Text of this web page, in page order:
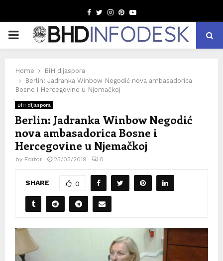
Facebook
TwitterInstagram
Pinterest
Youtube
PRIMARY
Home
BiH dijaspora
Berlin: Jadranka Winbow Negodić nova ambasadorica
Bosne i Hercegovine u Njemačkoj
BiH dijaspora
Berlin: Jadranka Winbow Negodić
nova ambasadorica Bosne i
Hercegovine u Njemačkoj
by Editor 25/03/2019 0
SHARE 0